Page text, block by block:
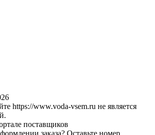
https://www.voda-vsem.ru не является
поставщиков